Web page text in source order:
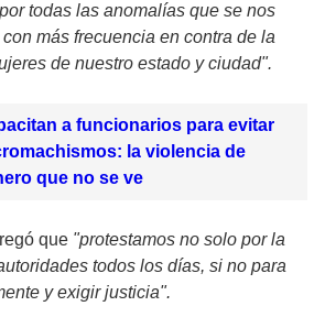
todas las anomalías que se nos
más frecuencia en contra de la
de nuestro estado y ciudad".
a funcionarios para evitar
la violencia de
que no se ve
que "protestamos no solo por la
todos los días, si no para
y exigir justicia".